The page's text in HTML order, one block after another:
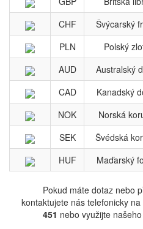
CHF
Švýcarský
PLN
Polský
AUD
Australský
CAD
Kanadský
NOK
Norská
SEK
Švédská
HUF
Maďarský
Pokud máte dotaz nebo
kontaktujete nás telefonicky
451 nebo využijte našeho